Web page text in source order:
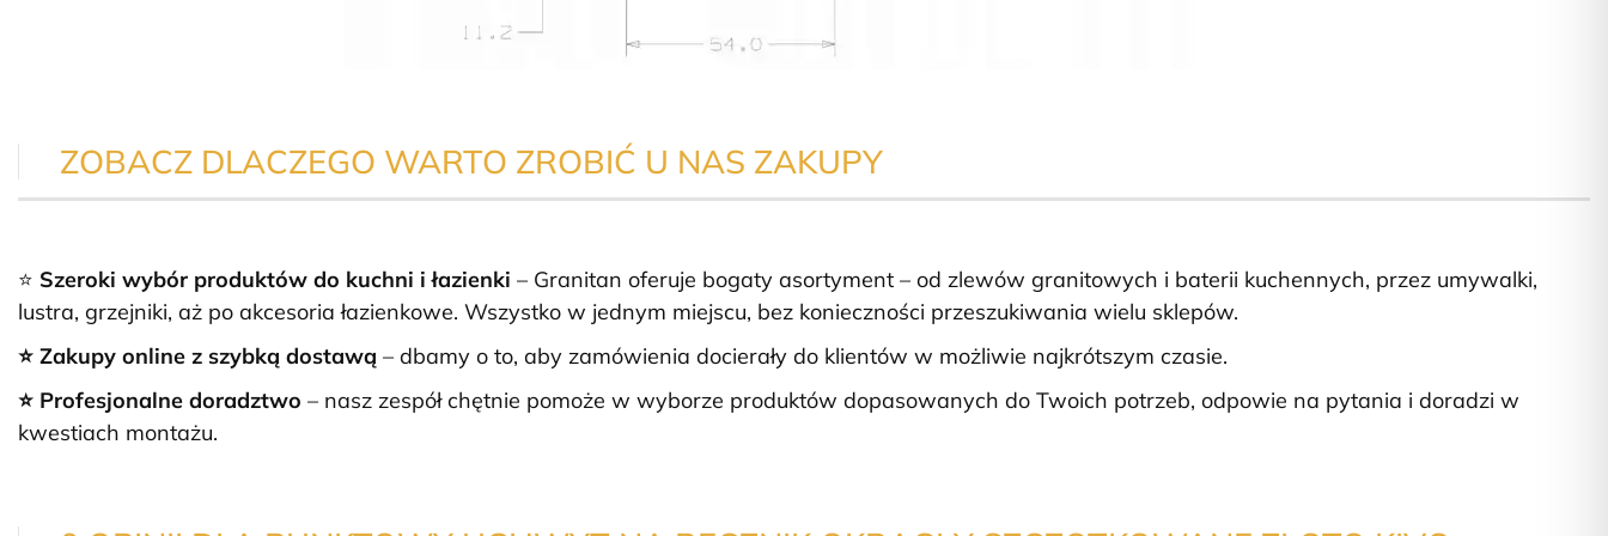
ZOBACZ DLACZEGO WARTO ZROBIĆ U NAS ZAKUPY
⭐ Szeroki wybór produktów do kuchni i łazienki – Granitan oferuje bogaty asortyment – od zlewów granitowych i baterii kuchennych, przez umywalki,
lustra, grzejniki, aż po akcesoria łazienkowe. Wszystko w jednym miejscu, bez konieczności przeszukiwania wielu sklepów.
⭐ Zakupy online z szybką dostawą – dbamy o to, aby zamówienia docierały do klientów w możliwie najkrótszym czasie.
⭐ Profesjonalne doradztwo – nasz zespół chętnie pomoże w wyborze produktów dopasowanych do Twoich potrzeb, odpowie na pytania i doradzi w
kwestiach montażu.